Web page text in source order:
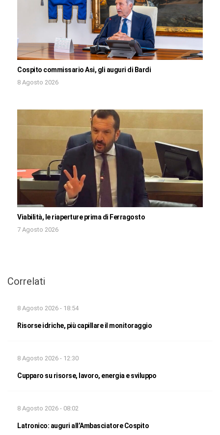
Cospito commissario Asi, gli auguri di Bardi
8 Agosto 2026
Viabilità, le riaperture prima di Ferragosto
7 Agosto 2026
Correlati
8 Agosto 2026 - 18:54
Risorse idriche, più capillare il monitoraggio
8 Agosto 2026 - 12:30
Cupparo su risorse, lavoro, energia e sviluppo
8 Agosto 2026 - 08:02
Latronico: auguri all’Ambasciatore Cospito